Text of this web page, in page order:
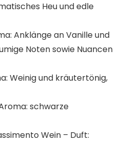
Heu und edle
Anklänge an Vanille und
Noten sowie Nuancen
Weinig und kräutertönig,
schwarze
Wein – Duft: